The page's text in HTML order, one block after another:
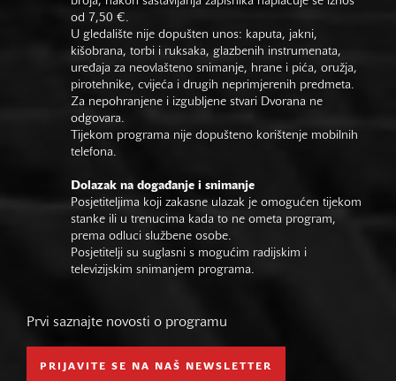
od 7,50 €.
U gledalište nije dopušten unos: kaputa, jakni,
kišobrana, torbi i ruksaka, glazbenih instrumenata,
uređaja za neovlašteno snimanje, hrane i pića, oružja,
pirotehnike, cvijeća i drugih neprimjerenih predmeta.
Za nepohranjene i izgubljene stvari Dvorana ne
odgovara.
Tijekom programa nije dopušteno korištenje mobilnih
telefona.
Dolazak na događanje i snimanje
Posjetiteljima koji zakasne ulazak je omogućen tijekom
stanke ili u trenucima kada to ne ometa program,
prema odluci službene osobe.
Posjetitelji su suglasni s mogućim radijskim i
televizijskim snimanjem programa.
Prvi saznajte novosti o programu
PRIJAVITE SE NA NAŠ NEWSLETTER